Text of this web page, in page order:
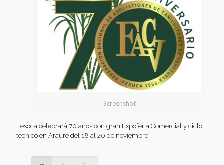
Screenshot
Fesoca celebrará 70 años con gran Expoferia Comercial y ciclo
técnico en Araure del 18 al 20 de noviembre